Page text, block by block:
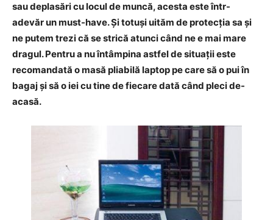
sau deplasări cu locul de muncă, acesta este într-
adevăr un must-have. Și totuși uităm de protecția sa și
ne putem trezi că se strică atunci când ne e mai mare
dragul. Pentru a nu întâmpina astfel de situații este
recomandată o masă pliabilă laptop pe care să o pui în
bagaj și să o iei cu tine de fiecare dată când pleci de-
acasă.